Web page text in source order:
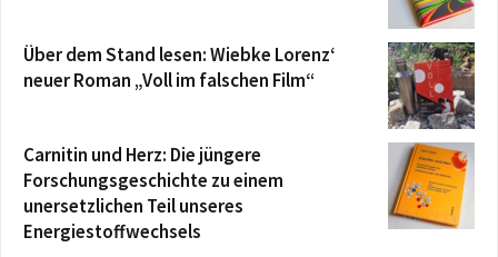
Über dem Stand lesen: Wiebke Lorenz‘
neuer Roman „Voll im falschen Film“
Carnitin und Herz: Die jüngere
Forschungsgeschichte zu einem
unersetzlichen Teil unseres
Energiestoffwechsels